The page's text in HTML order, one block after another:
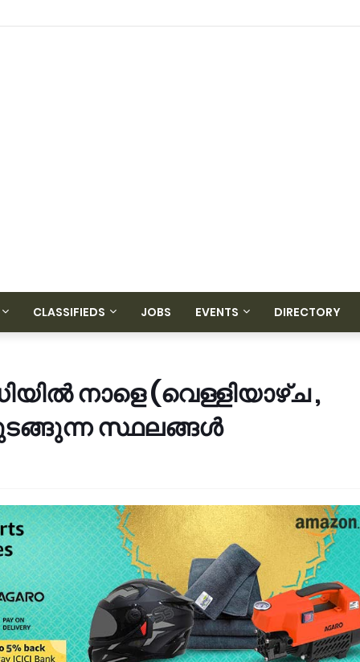
CLASSIFIEDS JOBS EVENTS DIRECTORY
നാളെ (വെള്ളിയാഴ്ച ,
സ്ഥലങ്ങൾ